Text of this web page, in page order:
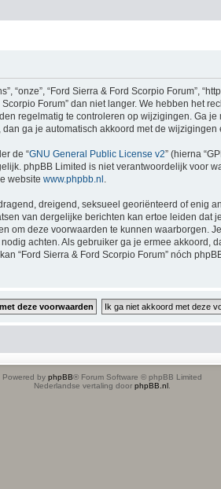
“onze”, “Ford Sierra & Ford Scorpio Forum”,
Forum” dan niet langer. We hebben het
regelmatig te controleren op wijzigingen. Ga
ga je automatisch akkoord met de
de “GNU General Public License v2” (hierna
phpBB Limited is niet verantwoordelijk voor
websitewww.phpbb.nl .
dreigend, seksueel georiënteerd of enig
van dergelijke berichten kan ertoe leiden
deze voorwaarden te kunnen waarborgen.
achten. Als gebruiker ga je ermee akkoord,
“Ford Sierra & Ford Scorpio Forum” nóch
Powered by phpBB® Forum Software © phpBB Limited
Nederlandse vertaling door phpBB.nl